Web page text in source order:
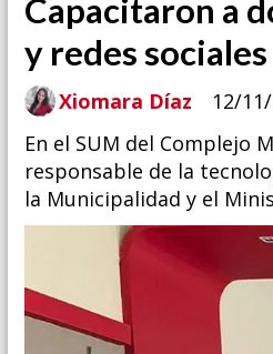
Capacitaron a
y redes sociales
En el SUM del Complejo
responsable de la
la Municipalidad y el
12/
Xiomara Díaz